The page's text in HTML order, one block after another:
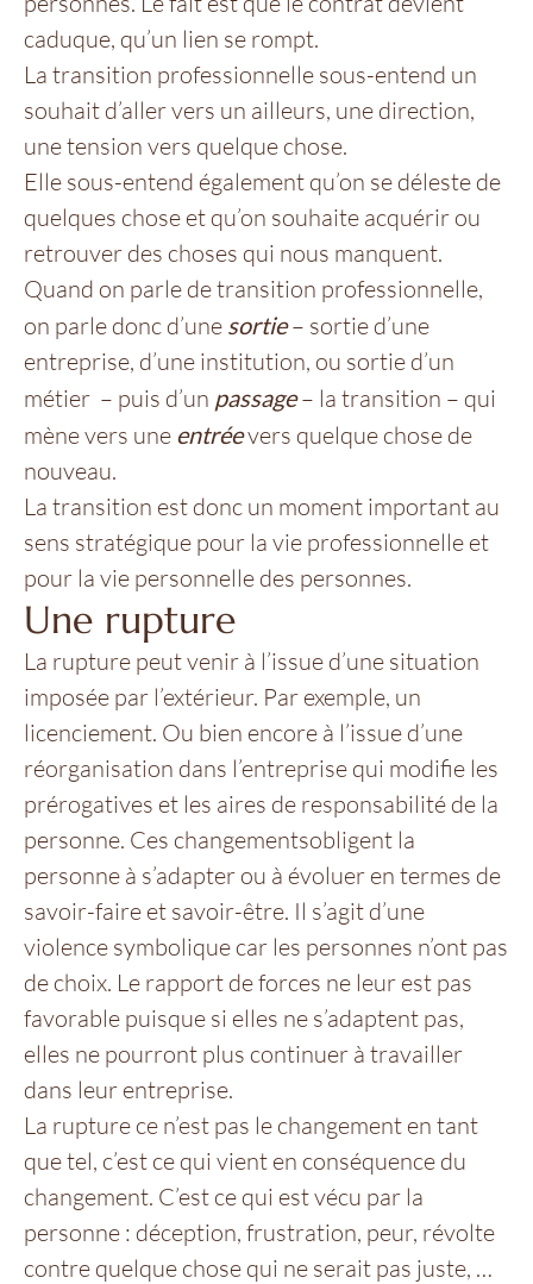
caduque, qu’un lien se rompt.
La transition professionnelle sous-entend un
souhait d’aller vers un ailleurs, une direction,
une tension vers quelque chose.
Elle sous-entend également qu’on se déleste de
quelques chose et qu’on souhaite acquérir ou
retrouver des choses qui nous manquent.
Quand on parle de transition professionnelle,
on parle donc d’une sortie– sortie d’une
entreprise, d’une institution, ou sortie d’un
métier – puis d’un passage– la transition – qui
mène vers une entréevers quelque chose de
nouveau.
La transition est donc un moment important au
sens stratégique pour la vie professionnelle et
pour la vie personnelle des personnes.
Une rupture
La rupture peut venir à l’issue d’une situation
imposée par l’extérieur. Par exemple, un
licenciement. Ou bien encore à l’issue d’une
réorganisation dans l’entreprise qui modifie les
prérogatives et les aires de responsabilité de la
personne. Ces changementsobligent la
personne à s’adapter ou à évoluer en termes de
savoir-faire et savoir-être. Il s’agit d’une
violence symbolique car les personnes n’ont pas
de choix. Le rapport de forces ne leur est pas
favorable puisque si elles ne s’adaptent pas,
elles ne pourront plus continuer à travailler
dans leur entreprise.
La rupture ce n’est pas le changement en tant
que tel, c’est ce qui vient en conséquence du
changement. C’est ce qui est vécu par la
personne : déception, frustration, peur, révolte
contre quelque chose qui ne serait pas juste, …